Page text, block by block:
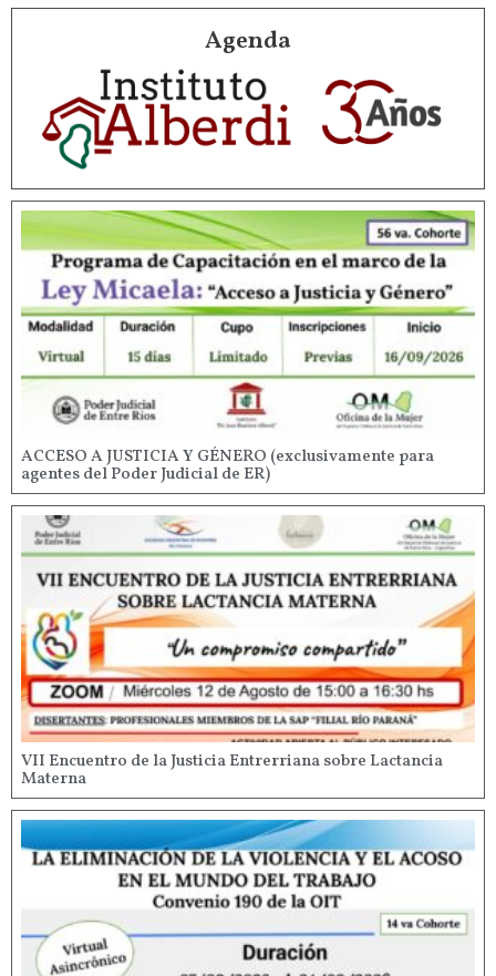
Agenda
ACCESO A JUSTICIA Y GÉNERO (exclusivamente para
agentes del Poder Judicial de ER)
VII Encuentro de la Justicia Entrerriana sobre Lactancia
Materna